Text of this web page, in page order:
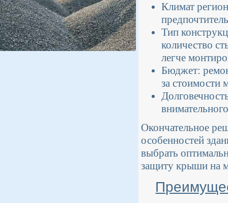
Климат
Тип
количество
легче
Бюджет:
за стоимости
Окончательное
особенностей
выбрать
защиту крыши на